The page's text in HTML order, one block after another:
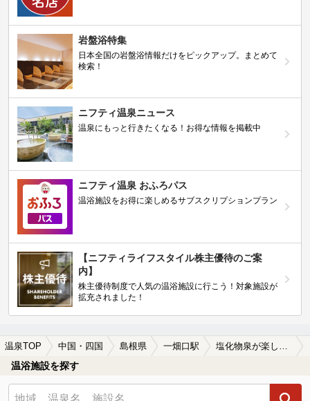
岩盤浴特集
日本全国の岩盤浴情報だけをピックアップ。まとめて
検索！
ニフティ温泉ニュース
温泉にもっと行きたくなる！お得な情報を掲載中
ニフティ温泉 おふろパス
温浴施設をお得に楽しめるサブスクリプションプラン
【ニフティライフスタイル株主優待のご案
内】
株主優待制度で人気の温浴施設に行こう！対象施設が
拡充されました！
温泉TOP 中国・四国 島根県 一畑口駅 塩化物泉が楽しめる一畑口駅近くの温泉、日帰り温泉、スーパー銭湯おすすめ
温浴施設を探す